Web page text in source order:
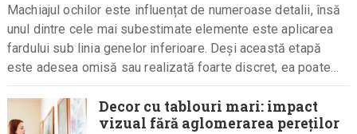
Machiajul ochilor este influențat de numeroase detalii, însă
unul dintre cele mai subestimate elemente este aplicarea
fardului sub linia genelor inferioare. Deși această etapă
este adesea omisă sau realizată foarte discret, ea poate
Decor cu tablouri mari: impact
vizual fără aglomerarea pereților